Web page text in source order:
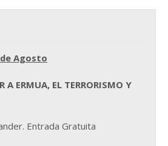
Agosto
A ERMUA, EL TERRORISMO Y
Entrada Gratuita